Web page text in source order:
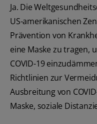
Ja. Die
US-amerikanischen
Prävention von
eine Maske zu tragen,
COVID-19
Richtlinien zur
Ausbreitung von
Maske, soziale